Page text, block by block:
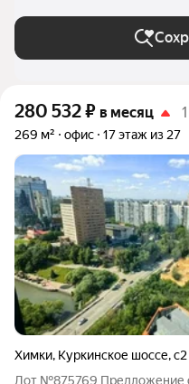
280 532₽ в месяц
269 м² офис 17 этаж из 27
Химки, Куркинское шоссе,с2
Лот №875769 Предложение